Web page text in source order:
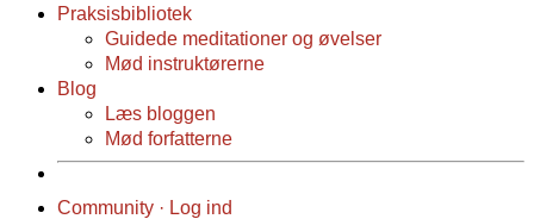
Praksisbibliotek
Guidede meditationer og øvelser
Mød instruktørerne
Blog
Læs bloggen
Mød forfatterne
Community · Log ind